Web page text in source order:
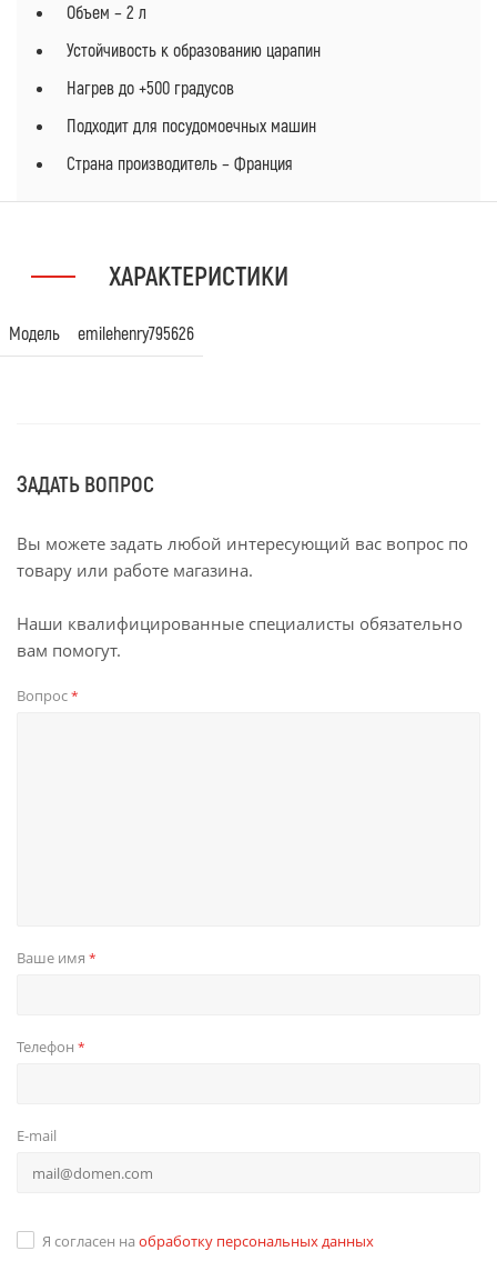
Объем – 2 л
Устойчивость к образованию царапин
Нагрев до +500 градусов
Подходит для посудомоечных машин
Страна производитель – Франция
ХАРАКТЕРИСТИКИ
Модель emilehenry795626
ЗАДАТЬ ВОПРОС
Вы можете задать любой интересующий вас вопрос по
товару или работе магазина.
Наши квалифицированные специалисты обязательно
вам помогут.
Вопрос*
Ваше имя *
Телефон *
E-mail
Я согласен на обработку персональных данных